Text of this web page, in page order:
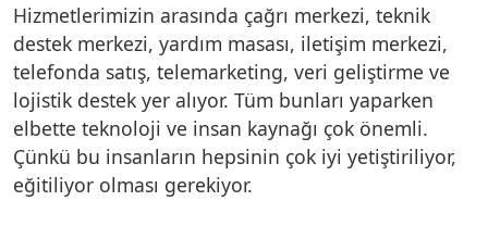
Hizmetlerimizin arasında çağrı merkezi, teknik
destek merkezi, yardım masası, iletişim merkezi,
telefonda satış, telemarketing, veri geliştirme ve
lojistik destek yer alıyor. Tüm bunları yaparken
elbette teknoloji ve insan kaynağı çok önemli.
Çünkü bu insanların hepsinin çok iyi yetiştiriliyor,
eğitiliyor olması gerekiyor.